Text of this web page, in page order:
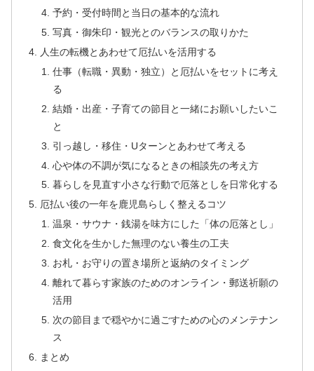
予約・受付時間と当日の基本的な流れ
写真・御朱印・観光とのバランスの取りかた
人生の転機とあわせて厄払いを活用する
仕事（転職・異動・独立）と厄払いをセットに考え
る
結婚・出産・子育ての節目と一緒にお願いしたいこ
と
引っ越し・移住・Uターンとあわせて考える
心や体の不調が気になるときの相談先の考え方
暮らしを見直す小さな行動で厄落としを日常化する
厄払い後の一年を鹿児島らしく整えるコツ
温泉・サウナ・銭湯を味方にした「体の厄落とし」
食文化を生かした無理のない養生の工夫
お札・お守りの置き場所と返納のタイミング
離れて暮らす家族のためのオンライン・郵送祈願の
活用
次の節目まで穏やかに過ごすための心のメンテナン
ス
まとめ